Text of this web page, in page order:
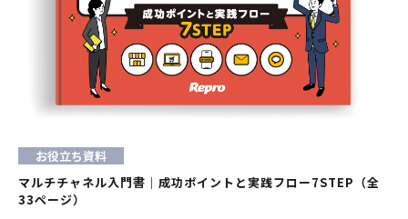
お役立ち資料
マルチチャネル入門書｜成功ポイントと実践フロー7STEP（全
33ページ）